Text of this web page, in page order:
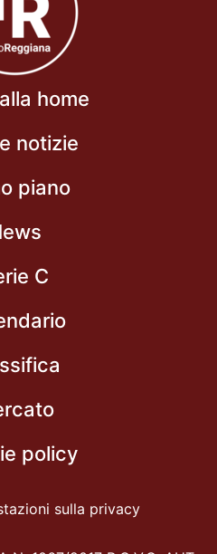
home
notizie
piano
C
policy
sulla privacy